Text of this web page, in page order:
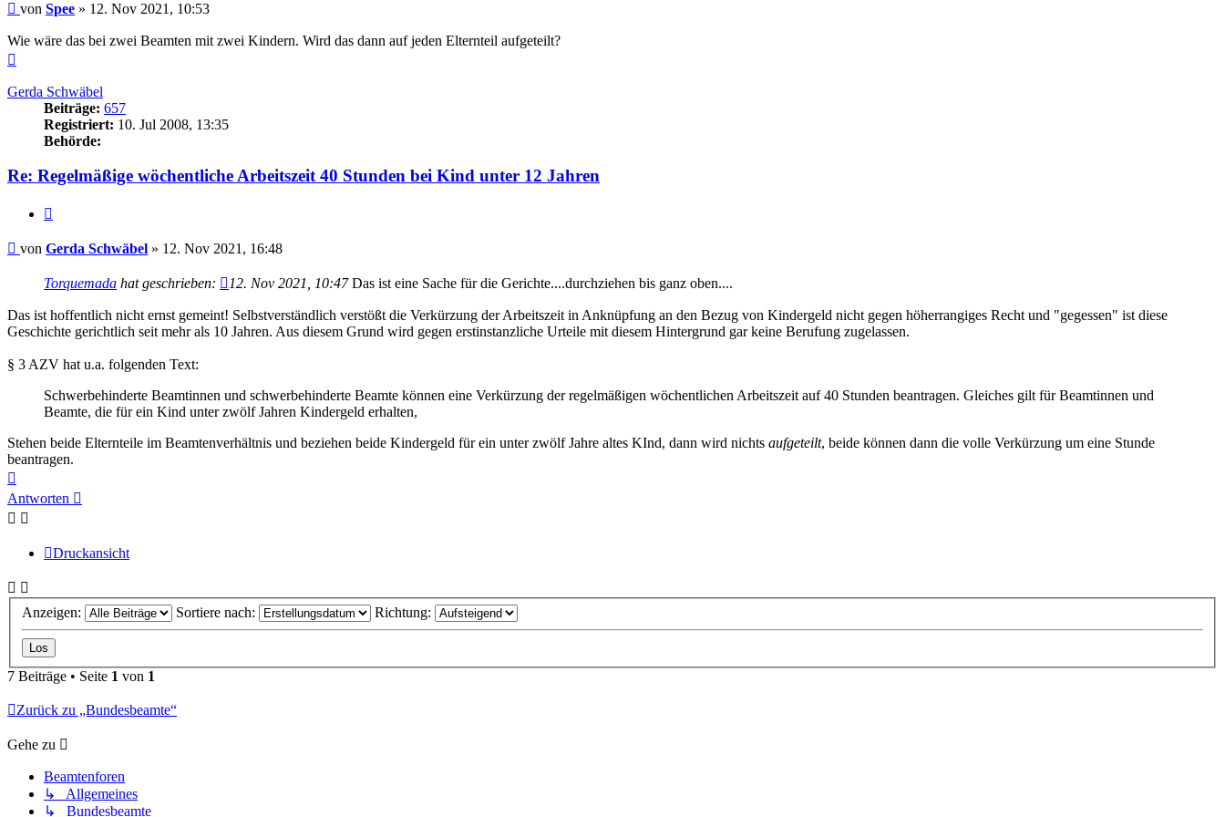
Beitrag
von Spee » 12. Nov 2021, 10:53
Wie wäre das bei zwei Beamten mit zwei Kindern. Wird das dann auf jeden Elternteil aufgeteilt?
Gerda Schwäbel
Beiträge: 657
Registriert: 10. Jul 2008, 13:35
Behörde:
Re: Regelmäßige wöchentliche Arbeitszeit 40 Stunden bei Kind unter 12 Jahren
Beitrag
von Gerda Schwäbel » 12. Nov 2021, 16:48
Torquemada hat geschrieben: 12. Nov 2021, 10:47Das ist eine Sache für die Gerichte....durchziehen bis ganz oben....
Das ist hoffentlich nicht ernst gemeint! Selbstverständlich verstößt die Verkürzung der Arbeitszeit in Anknüpfung an den Bezug von Kindergeld nicht gegen höherrangiges Recht und "gegessen" ist diese
Geschichte gerichtlich seit mehr als 10 Jahren. Aus diesem Grund wird gegen erstinstanzliche Urteile mit diesem Hintergrund gar keine Berufung zugelassen.
§ 3 AZV hat u.a. folgenden Text:
Schwerbehinderte Beamtinnen und schwerbehinderte Beamte können eine Verkürzung der regelmäßigen wöchentlichen Arbeitszeit auf 40 Stunden beantragen. Gleiches gilt für Beamtinnen und
Beamte, die für ein Kind unter zwölf Jahren Kindergeld erhalten,
Stehen beide Elternteile im Beamtenverhältnis und beziehen beide Kindergeld für ein unter zwölf Jahre altes KInd, dann wird nichts aufgeteilt, beide können dann die volle Verkürzung um eine Stunde
beantragen.
oben
Antworten
Druckansicht
Anzeigen: Sortiere nach: Richtung:
7 Beiträge • Seite 1 von 1
Zurück zu „Bundesbeamte“
Gehe zu
Beamtenforen
↳ Allgemeines
↳ Bundesbeamte